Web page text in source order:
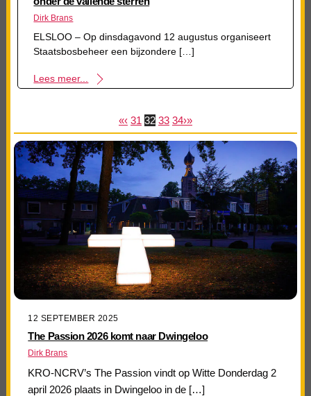
Dirk Brans
ELSLOO – Op dinsdagavond 12 augustus organiseert
Staatsbosbeheer een bijzondere […]
Lees meer...
«‹ 31 32 33 34›»
12 SEPTEMBER 2025
The Passion 2026 komt naar Dwingeloo
Dirk Brans
KRO-NCRV’s The Passion vindt op Witte Donderdag 2
april 2026 plaats in Dwingeloo in de […]